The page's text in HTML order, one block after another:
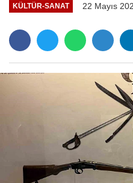
KÜLTÜR-SANAT 22 Mayıs